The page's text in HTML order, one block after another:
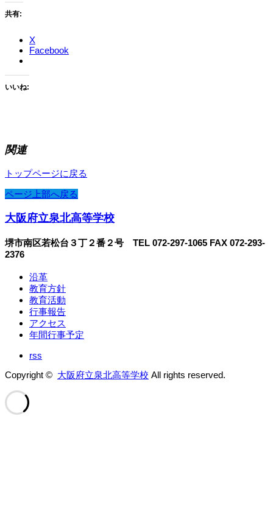
共有:
X
Facebook
いいね:
関連
トップページに戻る
ページ上部へ戻る
大阪府立泉北高等学校
堺市南区若松台３丁２番２号 TEL 072-297-1065 FAX 072-293-
2376
沿革
教育方針
教育活動
行事報告
アクセス
年間行事予定
rss
Copyright © 大阪府立泉北高等学校 All rights reserved.